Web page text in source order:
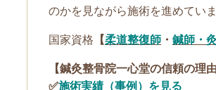
のかを見ながら施術を進めていま
国家資格 【柔道整復師 ・ 鍼師・
【鍼灸整骨院一心堂の信頼の理
✅施術実績（事例）を見る